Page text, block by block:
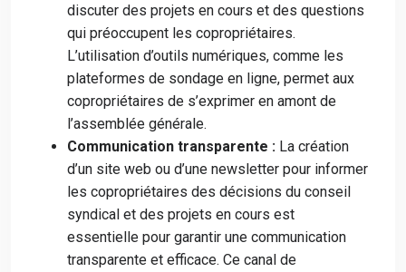
discuter des projets en cours et des questions
qui préoccupent les copropriétaires.
L’utilisation d’outils numériques, comme les
plateformes de sondage en ligne, permet aux
copropriétaires de s’exprimer en amont de
l’assemblée générale.
Communication transparente : La création
d’un site web ou d’une newsletter pour informer
les copropriétaires des décisions du conseil
syndical et des projets en cours est
essentielle pour garantir une communication
transparente et efficace. Ce canal de